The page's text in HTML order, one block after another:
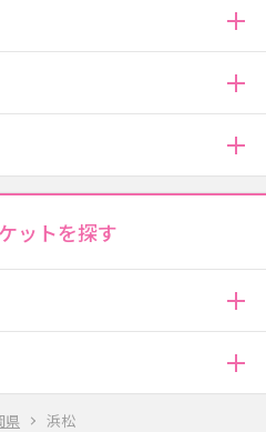
県 浜松
ットを探す